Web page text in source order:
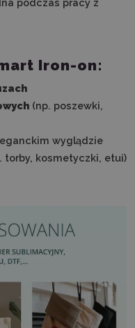
podczas pracy z
Iron-on:
(np. poszewki,
wyglądzie
torby, kosmetyczki, etui)